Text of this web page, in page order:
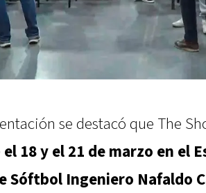
se destacó que The
el 18 y el 21 de marzo en el
Sóftbol Ingeniero Nafaldo